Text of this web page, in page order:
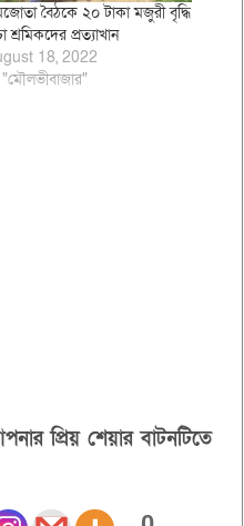
বৈঠকে ২০ টাকা মজুরী বৃদ্ধি
শ্রমিকদের প্রত্যাখান
18, 2022
প্রিয় শেয়ার বাটনটিতে